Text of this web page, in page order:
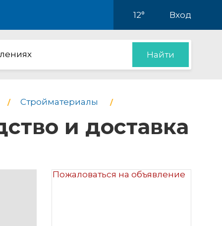
12° Вход
Найти
Стройматериалы
и доставка
Пожаловаться на объявление